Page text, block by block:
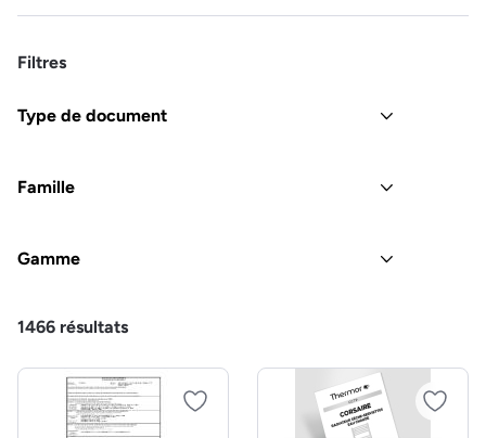
Filtres
Type de document
Famille
Gamme
1466 résultats